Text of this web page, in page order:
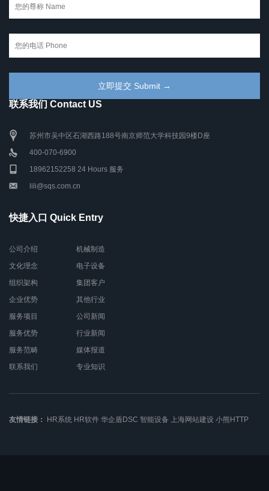
联系我们 Contact US
苏州市吴中区石湖西路188号南京师范大学科技园9楼D座
400-070-6900
18962152258 24 Hours 服务
lili@sqs.com.cn
快捷入口 Quick Entry
公司介绍
文化理念
组织架构
企业优势
服务项目
服务优势
服务范畴
联系我们
机械制造
电子设备
集团客户
其他行业
公司新闻
行业新闻
媒体报道
专业知识
友情链接： HR系统 HR软件 华企盾DSC 智能设备 上海网站建设 小熊HTTP